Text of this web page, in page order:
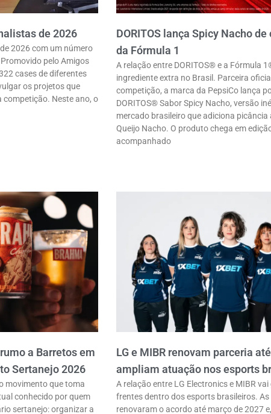
de 2026
2026 com um número
pelo Amigos
cases de diferentes
os projetos que
Neste ano, o
DORITOS lança Spicy Nacho
da Fórmula 1
A relação entre DORITOS® e a Fórmula
ingrediente extra no Brasil. Parceira
competição, a marca da PepsiCo lança
DORITOS® Sabor Spicy Nacho, versão
mercado brasileiro que adiciona picância
Queijo Nacho. O produto chega em
acompanhado
a Barretos em
Sertanejo 2026
movimento que toma
conhecido por quem
sertanejo: organizar a
LG e MIBR renovam parceria
ampliam atuação nos esports
A relação entre LG Electronics e MIBR
frentes dentro dos esports brasileiros. As
renovaram o acordo até março de 2027